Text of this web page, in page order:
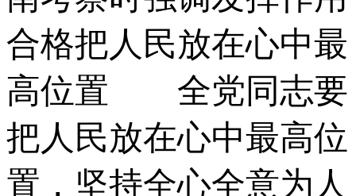
合格把人民放在心中最
高位置 全党同志要
把人民放在心中最高位
置，坚持全心全意为人